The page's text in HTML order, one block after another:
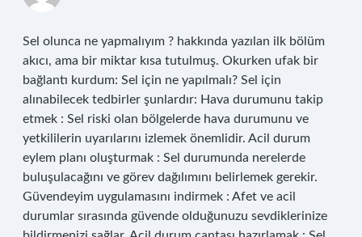
Sel olunca ne yapmalıyım ? hakkında yazılan ilk bölüm
akıcı, ama bir miktar kısa tutulmuş. Okurken ufak bir
bağlantı kurdum: Sel için ne yapılmalı? Sel için
alınabilecek tedbirler şunlardır: Hava durumunu takip
etmek : Sel riski olan bölgelerde hava durumunu ve
yetkililerin uyarılarını izlemek önemlidir. Acil durum
eylem planı oluşturmak : Sel durumunda nerelerde
buluşulacağını ve görev dağılımını belirlemek gerekir.
Güvendeyim uygulamasını indirmek : Afet ve acil
durumlar sırasında güvende olduğunuzu sevdiklerinize